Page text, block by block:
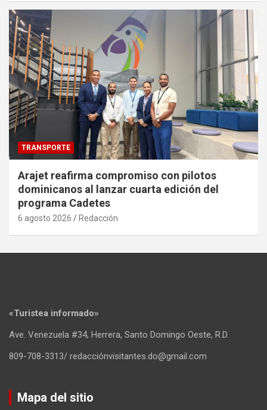
TRANSPORTE
Arajet reafirma compromiso con pilotos
dominicanos al lanzar cuarta edición del
programa Cadetes
6 agosto 2026 Redacción
«Turistea informado»
Ave. Venezuela #34, Herrera, Santo Domingo Oeste, R.D.
809-708-3313/ redacciónvisitantes.do@gmail.com
Mapa del sitio